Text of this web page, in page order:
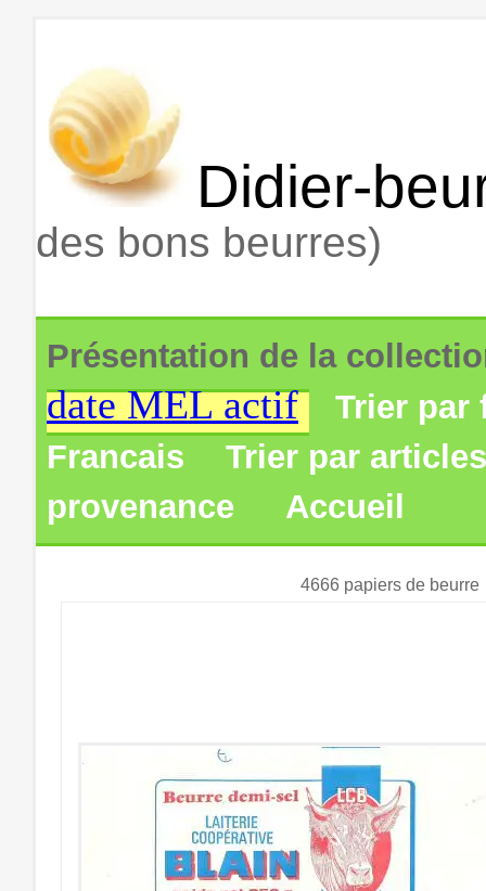
Didier-
des bons beurres)
Présentation de la
date MEL actif
Trier par
Francais
Trier par
provenance
Accueil
4666 papiers de beurre